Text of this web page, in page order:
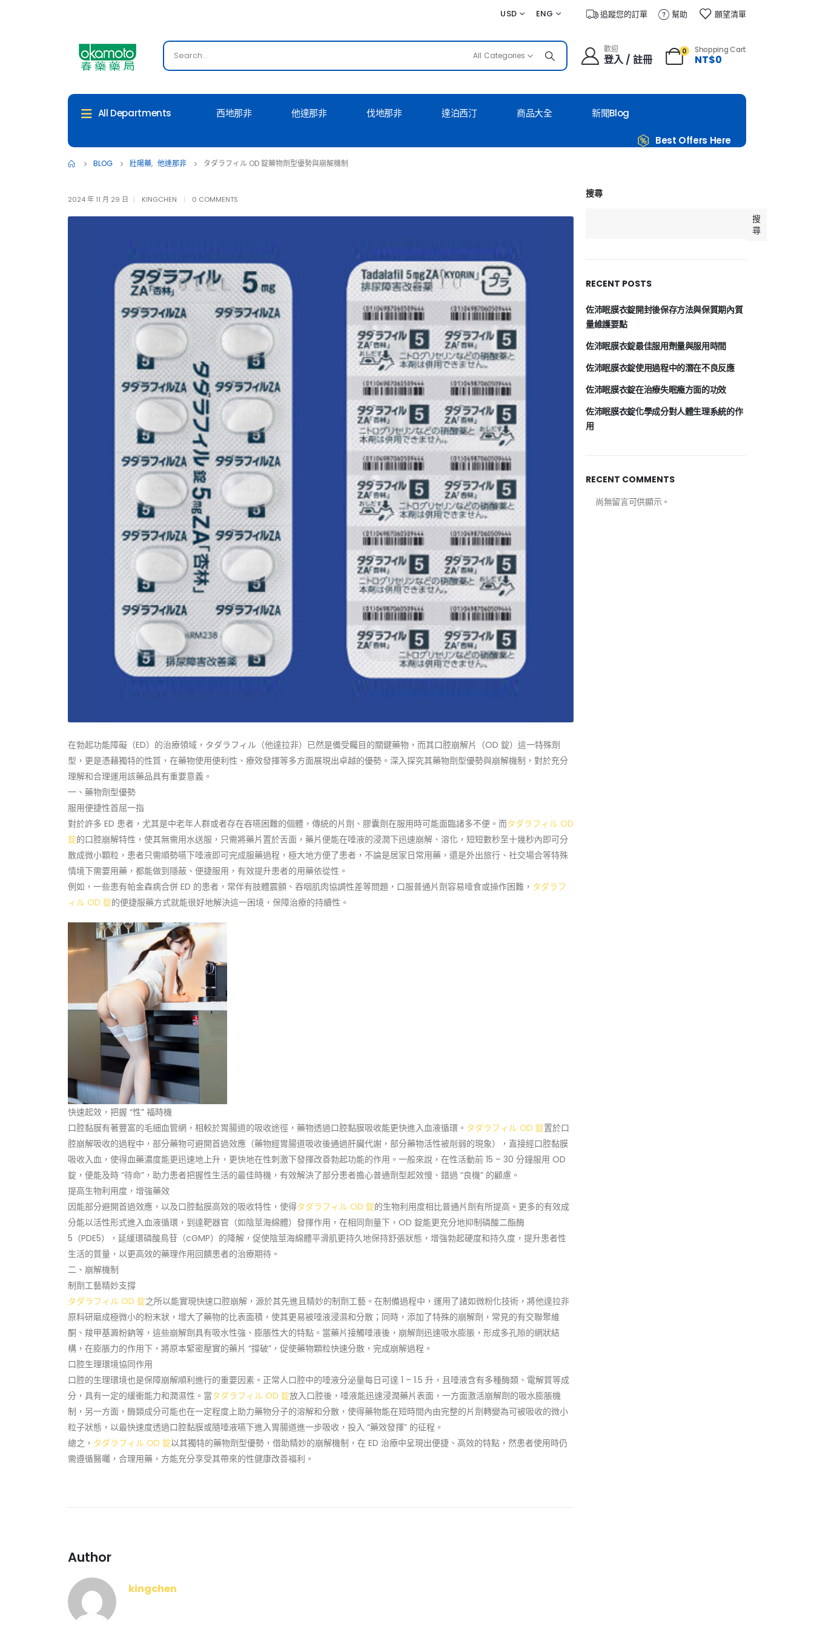
USD ENG 追蹤您的訂單 幫助 願望清單
All Categories
歡迎
登入 / 註冊
0 Shopping Cart
NT$0
All Departments 西地那非 他達那非 伐地那非 達泊西汀 商品大全 新聞Blog
Best Offers Here
BLOG 壯陽藥, 他達那非 タダラフィル OD 錠藥物劑型優勢與崩解機制
2024 年 11 月 29 日 KINGCHEN 0 COMMENTS
在勃起功能障礙（ED）的治療領域，タダラフィル（他達拉非）已然是備受矚目的關鍵藥物，而其口腔崩解片（OD 錠）這一特殊劑
型，更是憑藉獨特的性質，在藥物使用便利性、療效發揮等多方面展現出卓越的優勢。深入探究其藥物劑型優勢與崩解機制，對於充分
理解和合理運用該藥品具有重要意義。
一、藥物劑型優勢
服用便捷性首屈一指
對於許多 ED 患者，尤其是中老年人群或者存在吞嚥困難的個體，傳統的片劑、膠囊劑在服用時可能面臨諸多不便。而タダラフィル OD
錠的口腔崩解特性，使其無需用水送服，只需將藥片置於舌面，藥片便能在唾液的浸潤下迅速崩解、溶化，短短數秒至十幾秒內即可分
散成微小顆粒，患者只需順勢嚥下唾液即可完成服藥過程，極大地方便了患者，不論是居家日常用藥，還是外出旅行、社交場合等特殊
情境下需要用藥，都能做到隱蔽、便捷服用，有效提升患者的用藥依從性。
例如，一些患有帕金森病合併 ED 的患者，常伴有肢體震顫、吞咽肌肉協調性差等問題，口服普通片劑容易噎食或操作困難， タダラフ
ィル OD 錠的便捷服藥方式就能很好地解決這一困境，保障治療的持續性。
快速起效，把握 “性” 福時機
口腔黏膜有著豐富的毛細血管網，相較於胃腸道的吸收途徑，藥物透過口腔黏膜吸收能更快進入血液循環。 タダラフィル OD 錠置於口
腔崩解吸收的過程中，部分藥物可避開首過效應（藥物經胃腸道吸收後通過肝臟代謝，部分藥物活性被削弱的現象），直接經口腔黏膜
吸收入血，使得血藥濃度能更迅速地上升，更快地在性刺激下發揮改善勃起功能的作用。一般來說，在性活動前 15 – 30 分鐘服用 OD
錠，便能及時 “待命”，助力患者把握性生活的最佳時機，有效解決了部分患者擔心普通劑型起效慢、錯過 “良機” 的顧慮。
提高生物利用度，增強藥效
因能部分避開首過效應，以及口腔黏膜高效的吸收特性，使得タダラフィル OD 錠的生物利用度相比普通片劑有所提高。更多的有效成
分能以活性形式進入血液循環，到達靶器官（如陰莖海綿體）發揮作用，在相同劑量下，OD 錠能更充分地抑制磷酸二酯酶
5（PDE5），延緩環磷酸鳥苷（cGMP）的降解，促使陰莖海綿體平滑肌更持久地保持舒張狀態，增強勃起硬度和持久度，提升患者性
生活的質量，以更高效的藥理作用回饋患者的治療期待。
二、崩解機制
制劑工藝精妙支撐
タダラフィル OD 錠之所以能實現快速口腔崩解，源於其先進且精妙的制劑工藝。在制備過程中，運用了諸如微粉化技術，將他達拉非
原料研磨成極微小的粉末狀，增大了藥物的比表面積，使其更易被唾液浸濕和分散；同時，添加了特殊的崩解劑，常見的有交聯聚維
酮、羧甲基澱粉鈉等，這些崩解劑具有吸水性強、膨脹性大的特點。當藥片接觸唾液後，崩解劑迅速吸水膨脹，形成多孔隙的網狀結
構，在膨脹力的作用下，將原本緊密壓實的藥片 “撐破”，促使藥物顆粒快速分散，完成崩解過程。
口腔生理環境協同作用
口腔的生理環境也是保障崩解順利進行的重要因素。正常人口腔中的唾液分泌量每日可達 1 – 1.5 升，且唾液含有多種酶類、電解質等成
分，具有一定的緩衝能力和潤濕性。當タダラフィル OD 錠放入口腔後，唾液能迅速浸潤藥片表面，一方面激活崩解劑的吸水膨脹機
制，另一方面，酶類成分可能也在一定程度上助力藥物分子的溶解和分散，使得藥物能在短時間內由完整的片劑轉變為可被吸收的微小
粒子狀態，以最快速度透過口腔黏膜或隨唾液嚥下進入胃腸道進一步吸收，投入 “藥效發揮” 的征程。
總之， タダラフィル OD 錠以其獨特的藥物劑型優勢，借助精妙的崩解機制，在 ED 治療中呈現出便捷、高效的特點，然患者使用時仍
需遵循醫囑，合理用藥，方能充分享受其帶來的性健康改善福利。
Author
kingchen
搜尋
搜
尋
RECENT POSTS
佐沛眠膜衣錠開封後保存方法與保質期內質
量維護要點
佐沛眠膜衣錠最佳服用劑量與服用時間
佐沛眠膜衣錠使用過程中的潛在不良反應
佐沛眠膜衣錠在治療失眠癥方面的功效
佐沛眠膜衣錠化學成分對人體生理系統的作
用
RECENT COMMENTS
尚無留言可供顯示。